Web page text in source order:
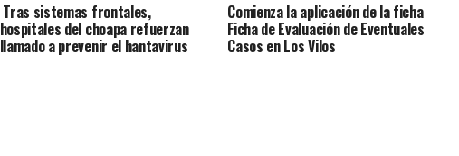
Tras sistemas frontales,
hospitales del choapa refuerzan
llamado a prevenir el hantavirus
Comienza la aplicación de la ficha
Ficha de Evaluación de Eventuales
Casos en Los Vilos